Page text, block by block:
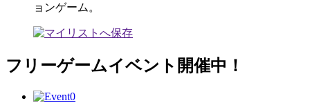
ョンゲーム。
フリーゲームイベント開催中！